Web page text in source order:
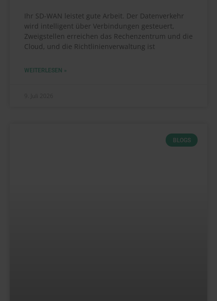
Ihr SD-WAN leistet gute Arbeit. Der Datenverkehr
wird intelligent über Verbindungen gesteuert,
Zweigstellen erreichen das Rechenzentrum und die
Cloud, und die Richtlinienverwaltung ist
WEITERLESEN »
BLOGS